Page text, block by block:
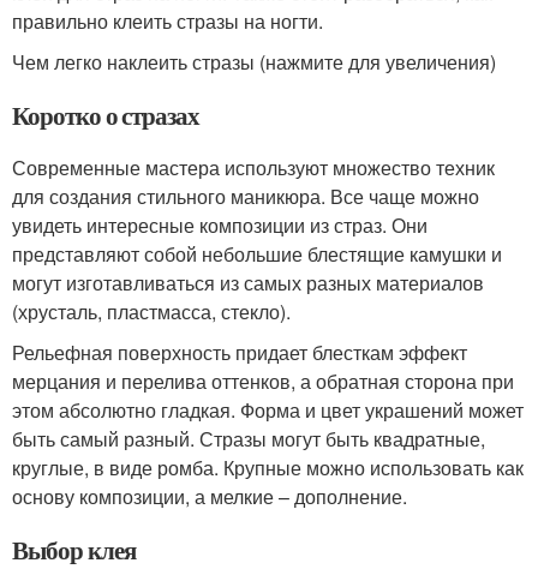
правильно клеить стразы на ногти.
Чем легко наклеить стразы (нажмите для увеличения)
Коротко о стразах
Современные мастера используют множество техник
для создания стильного маникюра. Все чаще можно
увидеть интересные композиции из страз. Они
представляют собой небольшие блестящие камушки и
могут изготавливаться из самых разных материалов
(хрусталь, пластмасса, стекло).
Рельефная поверхность придает блесткам эффект
мерцания и перелива оттенков, а обратная сторона при
этом абсолютно гладкая. Форма и цвет украшений может
быть самый разный. Стразы могут быть квадратные,
круглые, в виде ромба. Крупные можно использовать как
основу композиции, а мелкие – дополнение.
Выбор клея